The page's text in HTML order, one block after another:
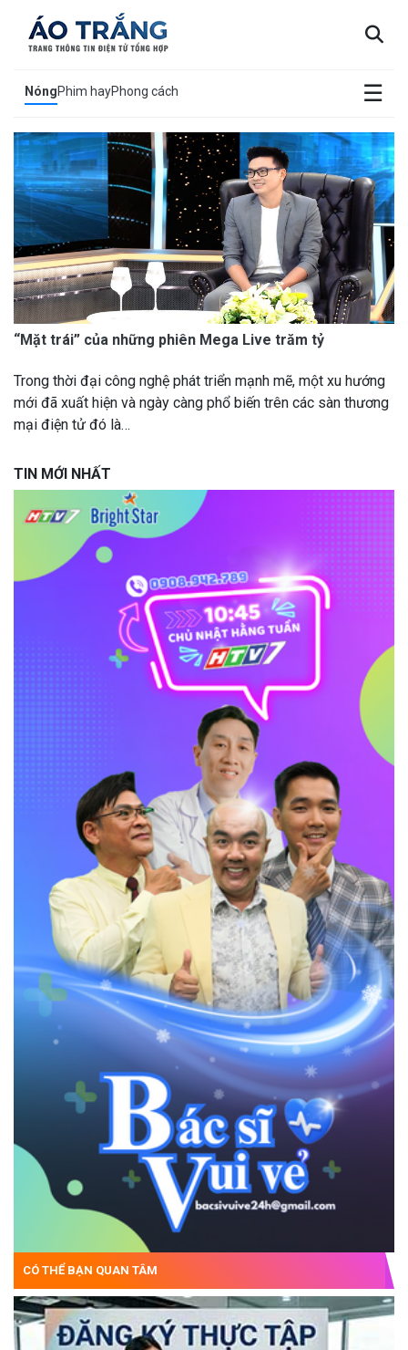
NóngPhim hayPhong cách ☰
×
“Mặt trái” của những phiên Mega Live trăm tỷ
Trong thời đại công nghệ phát triển mạnh mẽ, một xu hướng
mới đã xuất hiện và ngày càng phổ biến trên các sàn thương
mại điện tử đó là…
TIN MỚI NHẤT
CÓ THỂ BẠN QUAN TÂM